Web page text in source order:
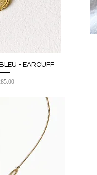
ビュー- EARCUFF